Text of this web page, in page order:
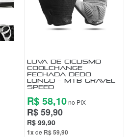
LUVA DE CICLISMO
COOLCHANGE
FECHADA DEDO
LONGO - MTB GRAVEL
SPEED
R$ 58,10no PIX
R$ 59,90
R$ 99,90
1x de R$ 59,90